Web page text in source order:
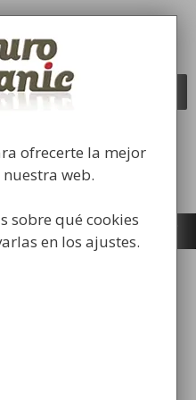
y comercialización de
para la higiene industrial
ofrecerte la mejor
web.
sobre qué cookies
en los ajustes.